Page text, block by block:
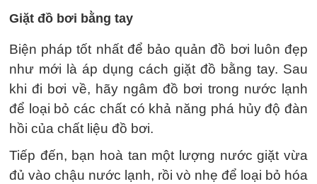
Giặt đồ bơi bằng tay
Biện pháp tốt nhất để bảo quản đồ bơi luôn đẹp
như mới là áp dụng cách giặt đồ bằng tay. Sau
khi đi bơi về, hãy ngâm đồ bơi trong nước lạnh
để loại bỏ các chất có khả năng phá hủy độ đàn
hồi của chất liệu đồ bơi.
Tiếp đến, bạn hoà tan một lượng nước giặt vừa
đủ vào chậu nước lạnh, rồi vò nhẹ để loại bỏ hóa